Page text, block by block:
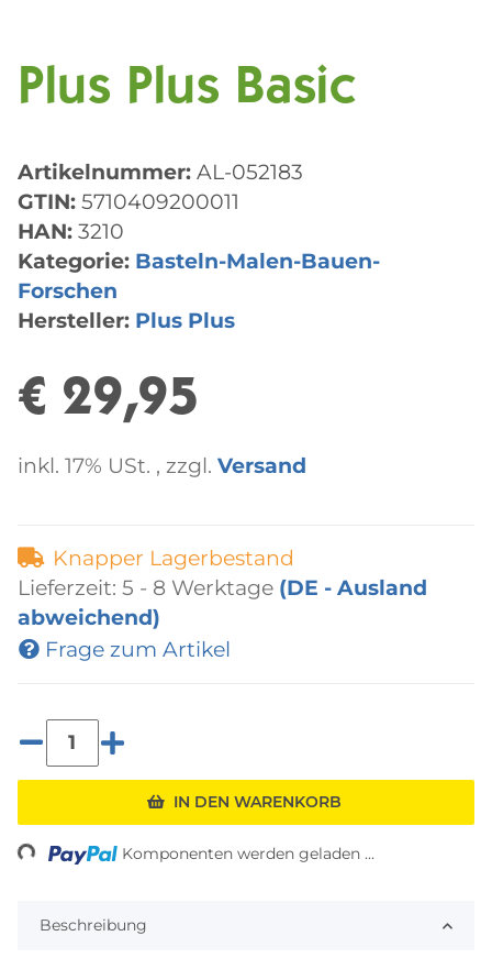
Plus Plus Basic
Artikelnummer: AL-052183
GTIN: 5710409200011
HAN: 3210
Kategorie: Basteln-Malen-Bauen-
Forschen
Hersteller: Plus Plus
€ 29,95
inkl. 17% USt. , zzgl. Versand
Knapper Lagerbestand
Lieferzeit: 5 - 8 Werktage (DE - Ausland
abweichend)
Frage zum Artikel
IN DEN WARENKORB
Loading... Komponenten werden geladen ...
Beschreibung